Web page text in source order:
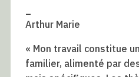
Arthur Marie
« Mon travail constitue
familier, alimenté par